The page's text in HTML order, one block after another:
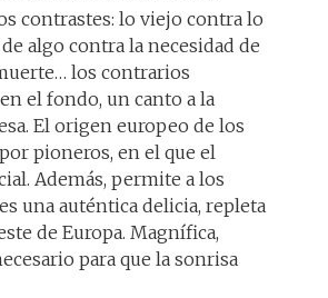
contrastes: lo viejo contra lo
algo contra la necesidad de
los contrarios
el fondo, un canto a la
El origen europeo de los
pioneros, en el que el
Además, permite a los
una auténtica delicia, repleta
de Europa. Magnífica,
para que la sonrisa